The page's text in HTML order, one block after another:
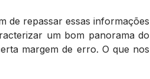
de repassar essas informações
um bom panorama do
margem de erro. O que nos